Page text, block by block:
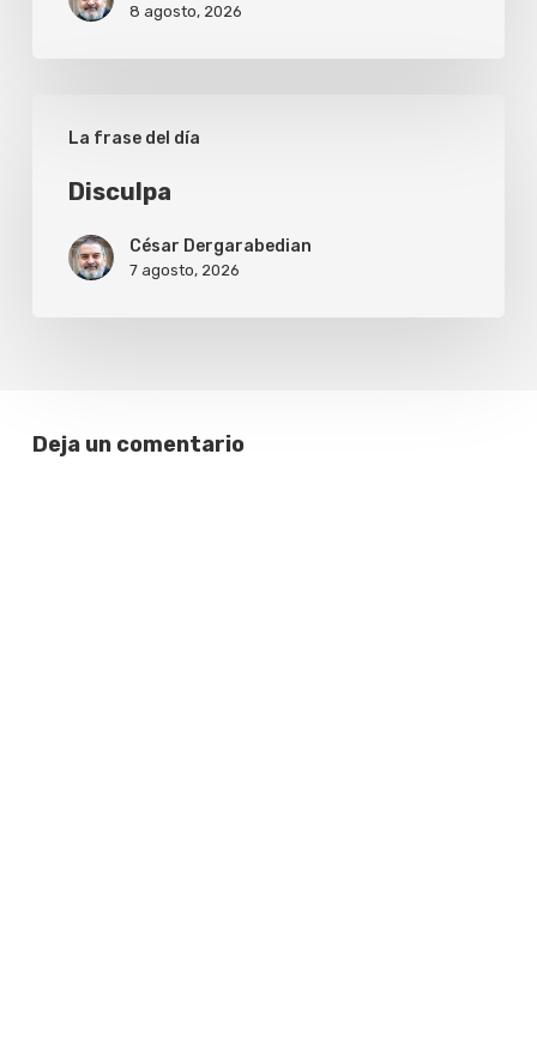
8 agosto, 2026
La frase del día
Disculpa
César Dergarabedian
7 agosto, 2026
Deja un comentario